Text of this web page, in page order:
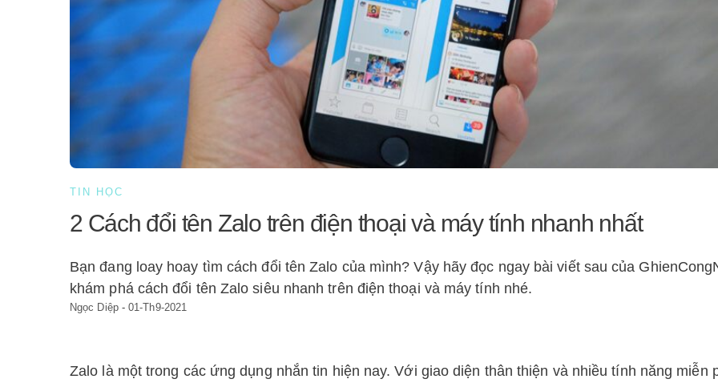
TIN HỌC
2 Cách đổi tên Zalo trên điện thoại và máy tính nhanh nhất
Bạn đang loay hoay tìm cách đổi tên Zalo của mình? Vậy hãy đọc ngay bài viết sau của
khám phá cách đổi tên Zalo siêu nhanh trên điện thoại và máy tính nhé.
Ngọc Diệp-01-Th9-2021
Zalo là một trong các ứng dụng nhắn tin hiện nay. Với giao diện thân thiện và nhiều tính năng miễn